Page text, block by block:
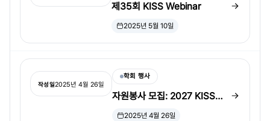
제35회 KISS Webinar
2025년 5월 10일
작성일2025년 4월 26일
학회 행사
자원봉사 모집: 2027 KISS
Program Chair Position
2025년 4월 26일